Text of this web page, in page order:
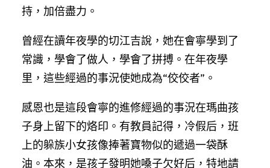
持，加倍盡力。
曾經在讀年夜學的切江吉說，她在會寧學到了
常識，學會了做人，學會了拼搏。在年夜學
里，這些經過的事況使她成為“佼佼者”。
感恩也是這段會寧的進修經過的事況在瑪曲孩
子身上留下的烙印。有教員記得，冷假后，班
上的躲族小女孩像捧著寶物似的遞過一袋酥
油。本來，是孩子發明她嗓子欠好后，特地請